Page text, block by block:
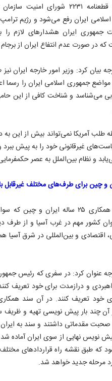
ایران هشدارهای لازم را
که در صورت عدم انتفاع ایران از
بیان کرد: وزیر امور خارجه ایران
مواضع جمهوری اسلامی ایران را
می‌شناسد و شناخت کافی از این
طلب آمریکا نمی‌تواند بیش از این
غیرقانونی خود را به پیش
و نظام بین‌الملل به عصر
و چین برای طرف‌های مختلف غیرقابل
موسوی درباره سند همکاری ۲۵ ساله
کشور مهم در غرب آسیا و از
اقتصادی و بین‌المللی در شرق آسیا
و درازمدت برای خود تعریف
خود تعریف کنند. در آن سند
چند بار پیش نویسی تهیه و ظریف
مقدماتی داشتند و سند به
پیش نویس نهایی از سوی ایران آماده
که طبق نقشه راه قراردادهای
مرحله جدید خواهد شد.